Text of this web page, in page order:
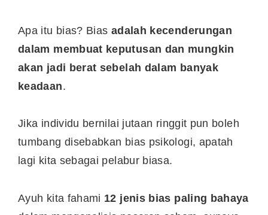
Apa itu bias? Bias adalah kecenderungan
dalam membuat keputusan dan mungkin
akan jadi berat sebelah dalam banyak
keadaan.
Jika individu bernilai jutaan ringgit pun boleh
tumbang disebabkan bias psikologi, apatah
lagi kita sebagai pelabur biasa.
Ayuh kita fahami 12 jenis bias paling bahaya